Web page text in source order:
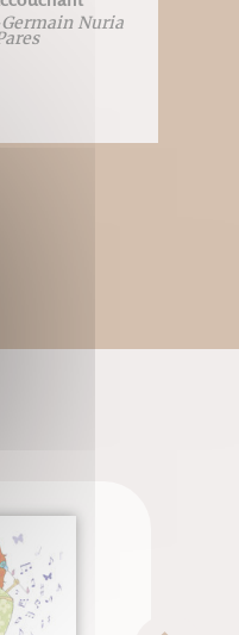
Nuria